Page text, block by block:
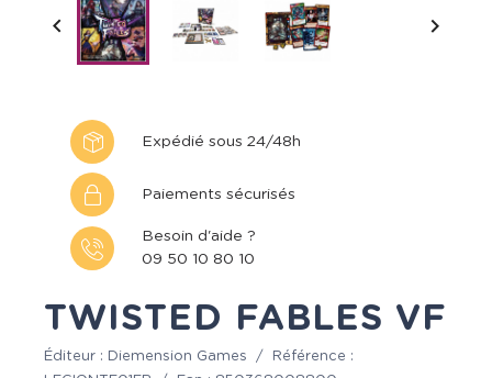
 
Expédié sous 24/48h
Paiements sécurisés
Besoin d'aide ?
09 50 10 80 10
TWISTED FABLES VF
Éditeur : Diemension Games /
Référence :